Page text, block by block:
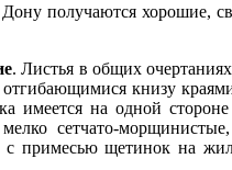
получаются хорошие,
. Листья в общих
книзу
имеется на одной
сетчато-
примесью щетинок на